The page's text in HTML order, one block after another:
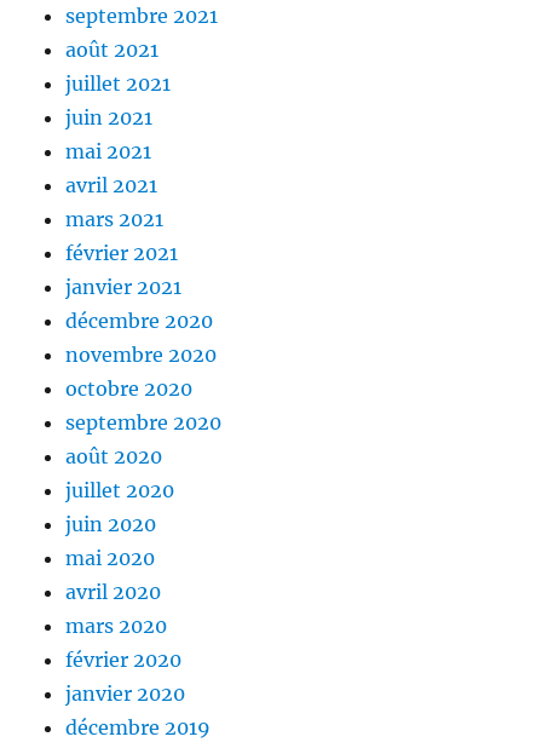
septembre 2021
août 2021
juillet 2021
juin 2021
mai 2021
avril 2021
mars 2021
février 2021
janvier 2021
décembre 2020
novembre 2020
octobre 2020
septembre 2020
août 2020
juillet 2020
juin 2020
mai 2020
avril 2020
mars 2020
février 2020
janvier 2020
décembre 2019